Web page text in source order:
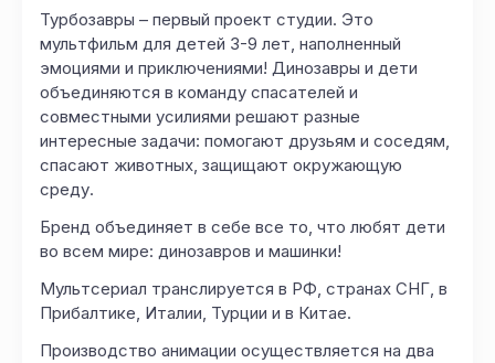
Турбозавры – первый проект студии. Это
мультфильм для детей 3-9 лет, наполненный
эмоциями и приключениями! Динозавры и дети
объединяются в команду спасателей и
совместными усилиями решают разные
интересные задачи: помогают друзьям и соседям,
спасают животных, защищают окружающую
среду.
Бренд объединяет в себе все то, что любят дети
во всем мире: динозавров и машинки!
Мультсериал транслируется в РФ, странах СНГ, в
При­бал­ти­ке, Ита­лии, Турции и в Ки­тае.
Производство анимации осуществляется на два